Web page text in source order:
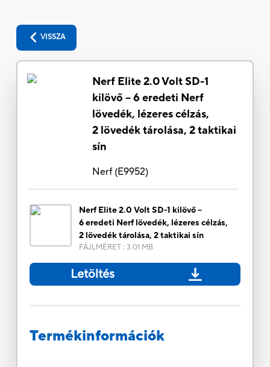
VISSZA
Nerf Elite 2.0 Volt SD-1
kilövő – 6 eredeti Nerf
lövedék, lézeres célzás,
2 lövedék tárolása, 2 taktikai
sín
Nerf(E9952)
Nerf Elite 2.0 Volt SD-1 kilövő –
6 eredeti Nerf lövedék, lézeres célzás,
2 lövedék tárolása, 2 taktikai sín
FÁJLMÉRET: 3.01 MB
Letöltés
Termékinformációk